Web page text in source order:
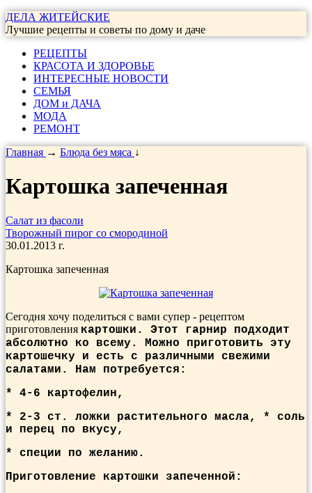
ДЕЛА ЖИТЕЙСКИЕ
Лучшие рецепты и советы по дому и даче
РЕЦЕПТЫ
КРАСОТА И ЗДОРОВЬЕ
ИНТЕРЕСНЫЕ НОВОСТИ
СЕМЬЯ
ДОМ и ДАЧА
МОДА
РЕМОНТ
Главная → Блюда без мяса ↓
Картошка запеченная
Салат из фасоли
Творожный пирог со смородиной
30.01.2013 г.
Картошка запеченная
Сегодня хочу поделиться с вами супер - рецептом
приготовления картошки. Этот гарнир подходит
абсолютно ко всему. Можно приготовить эту
картошечку и есть с различными свежими
салатами. Нам потребуется:
* 4-6 картофелин,
* 2-3 ст. ложки растительного масла, * соль
и перец по вкусу,
* специи по желанию.
Приготовление картошки запеченной: